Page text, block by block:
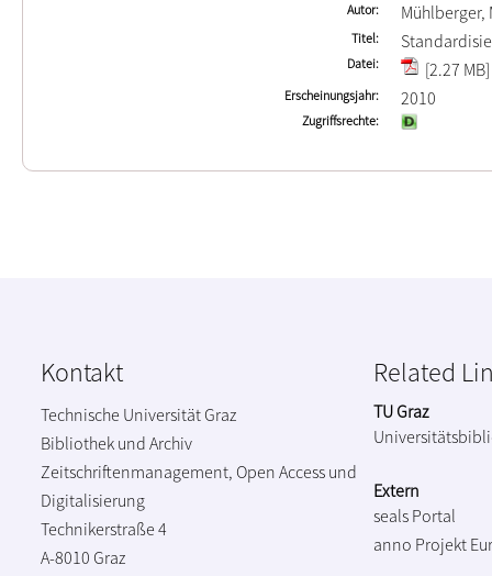
Autor Mühlberger,
Titel
Datei [2.27 MB]
Erscheinungsjahr 2010
Zugriffsrechte
Kontakt
Technische Universität Graz
Bibliothek und Archiv
Zeitschriftenmanagement, Open Access und
Digitalisierung
Technikerstraße 4
A-8010 Graz
Related
TU Graz
Extern
seals Portal
anno Projekt